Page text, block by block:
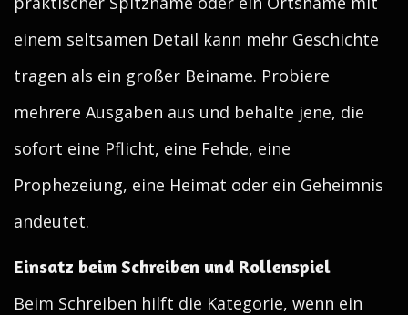
einem seltsamen Detail kann mehr Geschichte
tragen als ein großer Beiname. Probiere
mehrere Ausgaben aus und behalte jene, die
sofort eine Pflicht, eine Fehde, eine
Prophezeiung, eine Heimat oder ein Geheimnis
andeutet.
Einsatz beim Schreiben und Rollenspiel
Beim Schreiben hilft die Kategorie, wenn ein